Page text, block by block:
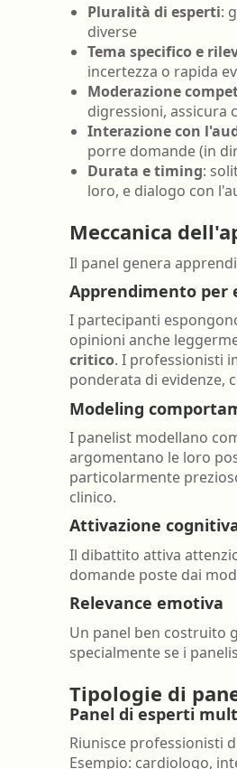
Fisioterapista
Igienista dentale
Pluralità di esperti:
diverse
Tema specifico e
incertezza o rapida
Moderazione
digressioni, assicura
Interazione con
porre domande (in
Durata e timing:
loro, e dialogo con
Meccanica
Il panel genera
Apprendimento per
I partecipanti
opinioni anche
critico. I professionisti
ponderata di evidenze,
Modeling
I panelist modellano
argomentano le loro
particolarmente
clinico.
Attivazione
Il dibattito attiva
domande poste dai
Relevance emotiva
Un panel ben costruito
specialmente se i
Tipologie di
Panel di esperti
Riunisce professionisti
Esempio: cardiologo,